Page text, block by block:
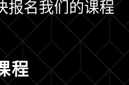
报名我们的课程
程